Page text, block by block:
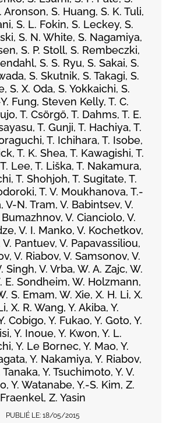
Aronson, S. Huang, S. K. Tuli,
S. L. Fokin, S. Leckey, S.
S. N. White, S. Nagamiya,
S. P. Stoll, S. Rembeczki,
S. S. Ryu, S. Sakai, S.
S. Skutnik, S. Takagi, S.
S. X. Oda, S. Yokkaichi, S.
Fung, Steven Kelly, T. C.
T. Csörgő, T. Dahms, T. E.
T. Gunji, T. Hachiya, T.
T. Ichihara, T. Isobe,
T. K. Shea, T. Kawagishi, T.
Lee, T. Liška, T. Nakamura,
T. Shohjoh, T. Sugitate, T.
T. V. Moukhanova, T.-
V-N. Tram, V. Babintsev, V.
V. Cianciolo, V.
V. I. Manko, V. Kochetkov,
V. Pantuev, V. Papavassiliou,
V. Riabov, V. Samsonov, V.
Singh, V. Vrba, W. A. Zajc, W.
E. Sondheim, W. Holzmann,
S. Emam, W. Xie, X. H. Li, X.
X. R. Wang, Y. Akiba, Y.
Cobigo, Y. Fukao, Y. Goto, Y.
Y. Inoue, Y. Kwon, Y. L.
Y. Le Bornec, Y. Mao, Y.
Y. Nakamiya, Y. Riabov,
Tanaka, Y. Tsuchimoto, Y. V.
Y. Watanabe, Y.-S. Kim, Z.
Fraenkel, Z. Yasin
PUBLIÉ LE: 18/05/2015